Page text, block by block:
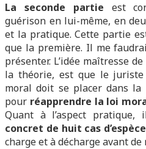
La seconde partie est
guérison en lui-même, en
et la pratique. Cette partie
que la première. Il me
présenter. L’idée maîtresse
la théorie, est que le juriste
moral doit se placer dans
pour réapprendre la loi
Quant à l’aspect pratique,
concret de huit cas d’espèce
charge et à décharge avant